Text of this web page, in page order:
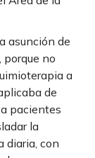
asunción de
porque no
a
de
pacientes
la
diaria, con